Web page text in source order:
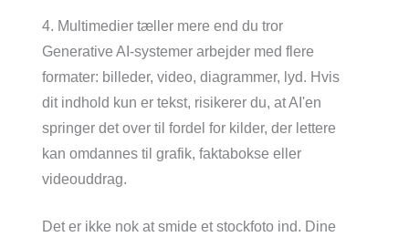
4. Multimedier tæller mere end du tror
Generative AI-systemer arbejder med flere
formater: billeder, video, diagrammer, lyd. Hvis
dit indhold kun er tekst, risikerer du, at AI'en
springer det over til fordel for kilder, der lettere
kan omdannes til grafik, faktabokse eller
videouddrag.
Det er ikke nok at smide et stockfoto ind. Dine